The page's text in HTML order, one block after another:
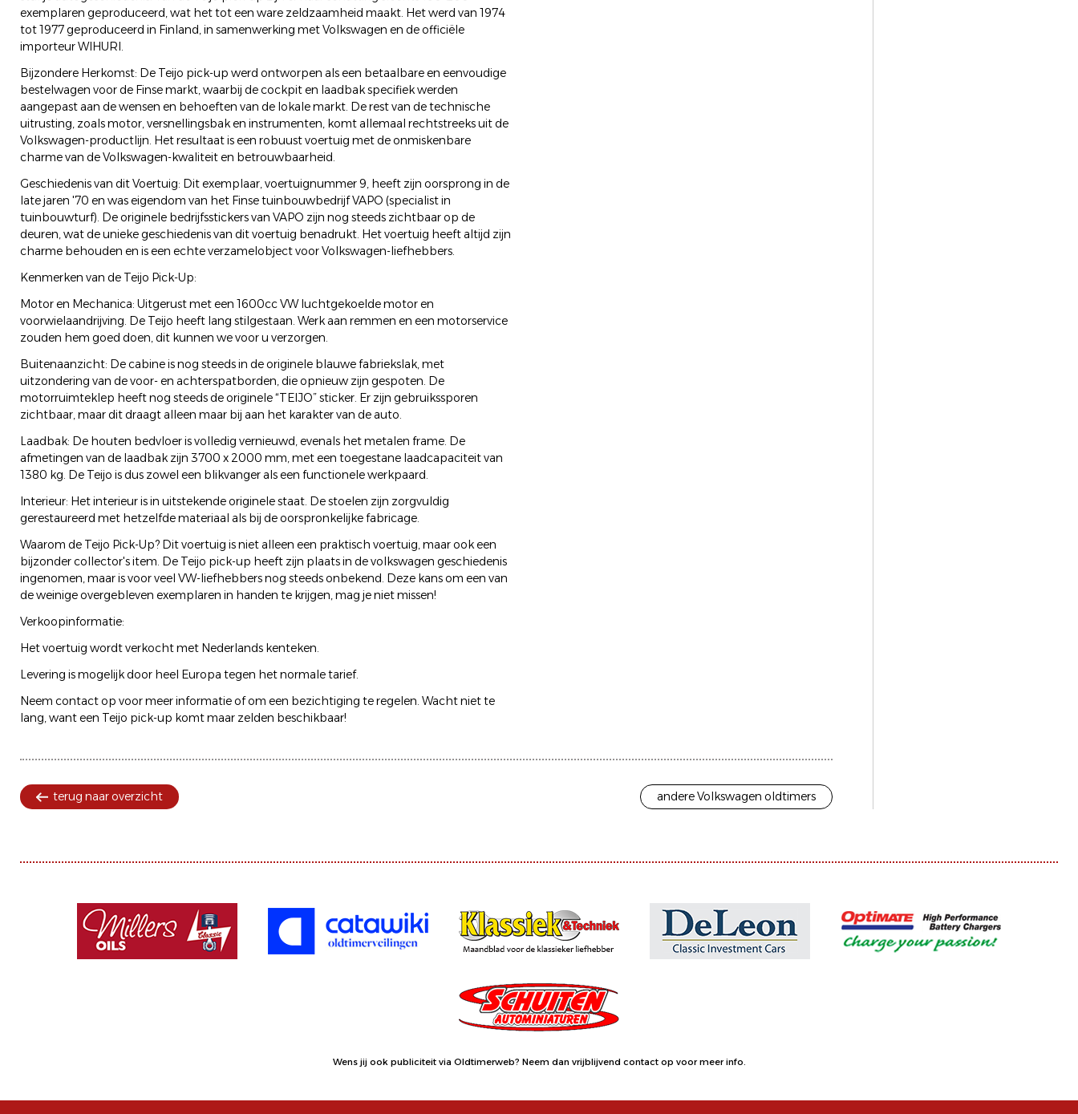
exemplaren geproduceerd, wat het tot een ware zeldzaamheid maakt. Het werd van 1974
tot 1977 geproduceerd in Finland, in samenwerking met Volkswagen en de officiële
importeur WIHURI.
Bijzondere Herkomst: De Teijo pick-up werd ontworpen als een betaalbare en eenvoudige
bestelwagen voor de Finse markt, waarbij de cockpit en laadbak specifiek werden
aangepast aan de wensen en behoeften van de lokale markt. De rest van de technische
uitrusting, zoals motor, versnellingsbak en instrumenten, komt allemaal rechtstreeks uit de
Volkswagen-productlijn. Het resultaat is een robuust voertuig met de onmiskenbare
charme van de Volkswagen-kwaliteit en betrouwbaarheid.
Geschiedenis van dit Voertuig: Dit exemplaar, voertuignummer 9, heeft zijn oorsprong in de
late jaren '70 en was eigendom van het Finse tuinbouwbedrijf VAPO (specialist in
tuinbouwturf). De originele bedrijfsstickers van VAPO zijn nog steeds zichtbaar op de
deuren, wat de unieke geschiedenis van dit voertuig benadrukt. Het voertuig heeft altijd zijn
charme behouden en is een echte verzamelobject voor Volkswagen-liefhebbers.
Kenmerken van de Teijo Pick-Up:
Motor en Mechanica: Uitgerust met een 1600cc VW luchtgekoelde motor en
voorwielaandrijving. De Teijo heeft lang stilgestaan. Werk aan remmen en een motorservice
zouden hem goed doen, dit kunnen we voor u verzorgen.
Buitenaanzicht: De cabine is nog steeds in de originele blauwe fabriekslak, met
uitzondering van de voor- en achterspatborden, die opnieuw zijn gespoten. De
motorruimteklep heeft nog steeds de originele “TEIJO” sticker. Er zijn gebruikssporen
zichtbaar, maar dit draagt alleen maar bij aan het karakter van de auto.
Laadbak: De houten bedvloer is volledig vernieuwd, evenals het metalen frame. De
afmetingen van de laadbak zijn 3700 x 2000 mm, met een toegestane laadcapaciteit van
1380 kg. De Teijo is dus zowel een blikvanger als een functionele werkpaard.
Interieur: Het interieur is in uitstekende originele staat. De stoelen zijn zorgvuldig
gerestaureerd met hetzelfde materiaal als bij de oorspronkelijke fabricage.
Waarom de Teijo Pick-Up? Dit voertuig is niet alleen een praktisch voertuig, maar ook een
bijzonder collector's item. De Teijo pick-up heeft zijn plaats in de volkswagen geschiedenis
ingenomen, maar is voor veel VW-liefhebbers nog steeds onbekend. Deze kans om een van
de weinige overgebleven exemplaren in handen te krijgen, mag je niet missen!
Verkoopinformatie:
Het voertuig wordt verkocht met Nederlands kenteken.
Levering is mogelijk door heel Europa tegen het normale tarief.
Neem contact op voor meer informatie of om een bezichtiging te regelen. Wacht niet te
lang, want een Teijo pick-up komt maar zelden beschikbaar!
terug naar overzicht andere Volkswagen oldtimers
Wens jij ook publiciteit via Oldtimerweb? Neem dan vrijblijvend contact op voor meer info.